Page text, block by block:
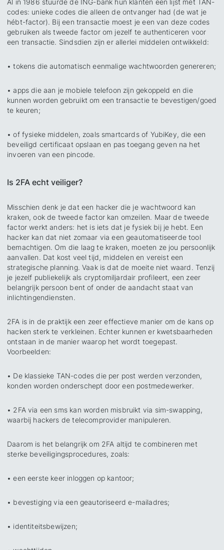
Al in 1986 stuurde de ING-bank hun klanten een lijst met TAN-
codes: unieke codes die alleen de ontvanger had (de wat je
hébt-factor). Bij een transactie moest je een van deze codes
gebruiken als tweede factor om jezelf te authenticeren voor
een transactie. Sindsdien zijn er allerlei middelen ontwikkeld:
• tokens die automatisch eenmalige wachtwoorden genereren;
• apps die aan je mobiele telefoon zijn gekoppeld en die
kunnen worden gebruikt om een transactie te bevestigen/goed
te keuren;
• of fysieke middelen, zoals smartcards of YubiKey, die een
beveiligd certificaat opslaan en pas toegang geven na het
invoeren van een pincode.
Is 2FA echt veiliger?
Misschien denk je dat een hacker die je wachtwoord kan
kraken, ook de tweede factor kan omzeilen. Maar de tweede
factor werkt anders: het is iets dat je fysiek bij je hebt. Een
hacker kan dat niet zomaar via een geautomatiseerde tool
bemachtigen. Om die laag te kraken, moeten ze jou persoonlijk
aanvallen. Dat kost veel tijd, middelen en vereist een
strategische planning. Vaak is dat de moeite niet waard. Tenzij
je jezelf publiekelijk als cryptomiljardair profileert, een zeer
belangrijk persoon bent of onder de aandacht staat van
inlichtingendiensten.
2FA is in de praktijk een zeer effectieve manier om de kans op
hacken sterk te verkleinen. Echter kunnen er kwetsbaarheden
ontstaan in de manier waarop het wordt toegepast.
Voorbeelden:
• De klassieke TAN-codes die per post werden verzonden,
konden worden onderschept door een postmedewerker.
• 2FA via een sms kan worden misbruikt via sim-swapping,
waarbij hackers de telecomprovider manipuleren.
Daarom is het belangrijk om 2FA altijd te combineren met
sterke beveiligingsprocedures, zoals:
• een eerste keer inloggen op kantoor;
• bevestiging via een geautoriseerd e-mailadres;
• identiteitsbewijzen;